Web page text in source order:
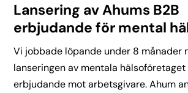
Lansering av Ahums B2B
erbjudande för mental
Vi jobbade löpande under 8 månader
lanseringen av mentala hälsoföretaget
erbjudande mot arbetsgivare. Ahum